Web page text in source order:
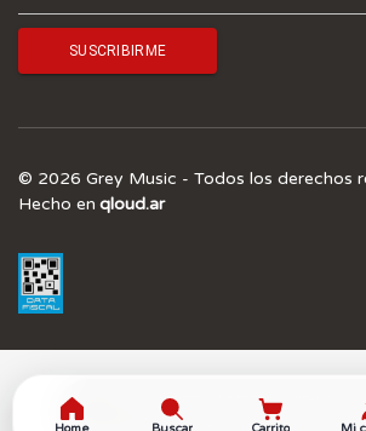
© 2026 Grey Music - Todos los derechos
Hecho en qloud.ar
¡SUSCRIBITE A NUESTRO
OBTENÉ UN 5.0% OFF!